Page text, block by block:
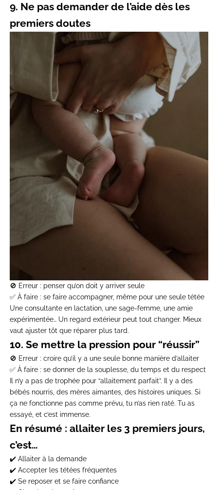
9. Ne pas demander de l’aide dès les
premiers doutes
🚫 Erreur : penser qu’on doit y arriver seule
✅ À faire : se faire accompagner, même pour une seule tétée
Une consultante en lactation, une sage-femme, une amie
expérimentée… Un regard extérieur peut tout changer. Mieux
vaut ajuster tôt que réparer plus tard.
10. Se mettre la pression pour “réussir”
🚫 Erreur : croire qu’il y a une seule bonne manière d’allaiter
✅ À faire : se donner de la souplesse, du temps et du respect
Il n’y a pas de trophée pour “allaitement parfait”. Il y a des
bébés nourris, des mères aimantes, des histoires uniques. Si
ça ne fonctionne pas comme prévu, tu n’as rien raté. Tu as
essayé, et c’est immense.
En résumé : allaiter les 3 premiers jours,
c’est…
✔️ Allaiter à la demande
✔️ Accepter les tétées fréquentes
✔️ Se reposer et se faire confiance